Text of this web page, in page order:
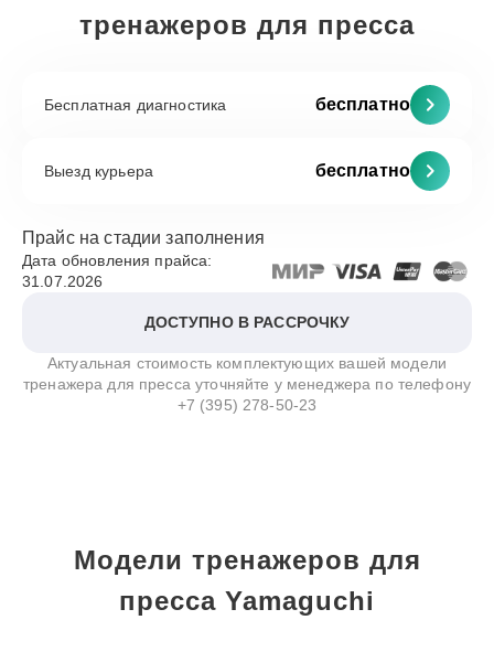
тренажеров для пресса
Бесплатная диагностика бесплатно
Выезд курьера бесплатно
Прайс на стадии заполнения
Дата обновления прайса:
31.07.2026
ДОСТУПНО В РАССРОЧКУ
Актуальная стоимость комплектующих вашей модели
тренажера для пресса уточняйте у менеджера по телефону
+7 (395) 278-50-23
Модели тренажеров для
пресса Yamaguchi